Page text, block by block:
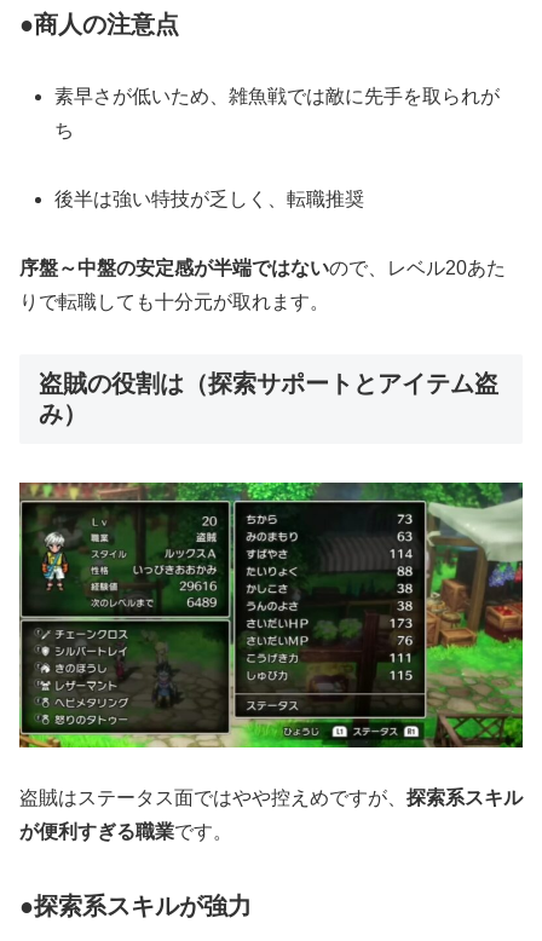
●商人の注意点
素早さが低いため、雑魚戦では敵に先手を取られが
ち
後半は強い特技が乏しく、転職推奨
序盤～中盤の安定感が半端ではないので、レベル20あた
りで転職しても十分元が取れます。
盗賊の役割は（探索サポートとアイテム盗
み）
盗賊はステータス面ではやや控えめですが、 探索系スキル
が便利すぎる職業です。
●探索系スキルが強力